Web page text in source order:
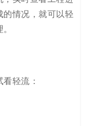
的情况，就可以轻
轻流：